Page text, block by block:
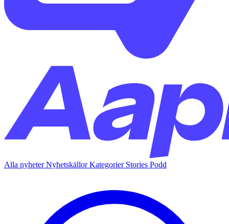
Alla nyheterNyhetskällorKategorier Stories Podd